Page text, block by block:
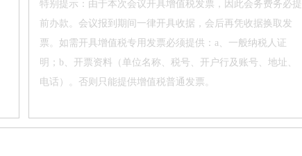
特别提示：由于本次会议开具增值税发票，因此会务费务必提
前办款。会议报到期间一律开具收据，会后再凭收据换取发
票。如需开具增值税专用发票必须提供：a、一般纳税人证
明；b、开票资料（单位名称、税号、开户行及账号、地址、
电话）。否则只能提供增值税普通发票。